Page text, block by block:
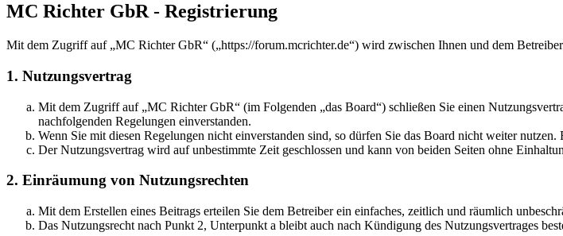
MC Richter GbR - Registrierung
Mit dem Zugriff auf „MC Richter GbR“ („https://forum.mcrichter.de“) wird zwischen Ihnen und dem
1. Nutzungsvertrag
Mit dem Zugriff auf „MC Richter GbR“ (im Folgenden „das Board“) schließen Sie einen
nachfolgenden Regelungen einverstanden.
Wenn Sie mit diesen Regelungen nicht einverstanden sind, so dürfen Sie das Board nicht weiter
Der Nutzungsvertrag wird auf unbestimmte Zeit geschlossen und kann von beiden Seiten ohne
2. Einräumung von Nutzungsrechten
Mit dem Erstellen eines Beitrags erteilen Sie dem Betreiber ein einfaches, zeitlich und räumlich
Das Nutzungsrecht nach Punkt 2, Unterpunkt a bleibt auch nach Kündigung des Nutzungsvertrages